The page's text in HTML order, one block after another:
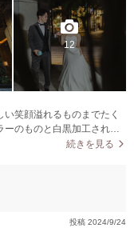
12
笑顔溢れるものまでたく
ーのものと白黒加工された
続きを見る
投稿 2024/9/24